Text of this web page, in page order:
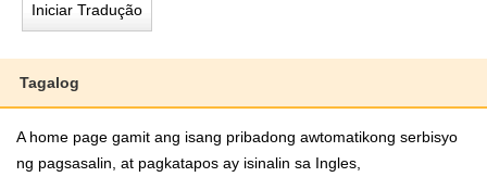
Iniciar Tradução
Tagalog
A home page gamit ang isang pribadong awtomatikong serbisyo
ng pagsasalin, at pagkatapos ay isinalin sa Ingles,